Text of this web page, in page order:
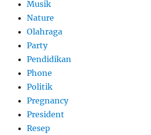
Musik
Nature
Olahraga
Party
Pendidikan
Phone
Politik
Pregnancy
President
Resep